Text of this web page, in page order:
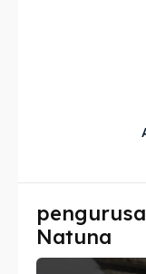
Imta
Legalisir
Imta
Legalisir
Natuna